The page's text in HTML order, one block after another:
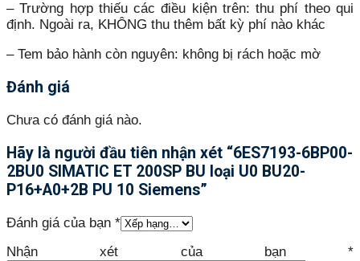
– Trường hợp thiếu các điều kiện trên: thu phí theo qui
định. Ngoài ra, KHÔNG thu thêm bất kỳ phí nào khác
– Tem bảo hành còn nguyên: không bị rách hoặc mờ
Đánh giá
Chưa có đánh giá nào.
Hãy là người đầu tiên nhận xét “6ES7193-6BP00-
2BU0 SIMATIC ET 200SP BU loại U0 BU20-
P16+A0+2B PU 10 Siemens”
Đánh giá của bạn *
Nhận xét của bạn *